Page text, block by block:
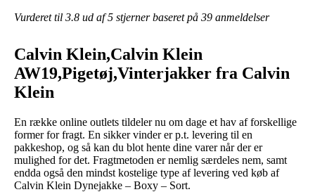
Vurderet til 3.8 ud af 5 stjerner baseret på 39 anmeldelser
Calvin Klein,Calvin Klein
AW19,Pigetøj,Vinterjakker fra Calvin
Klein
En række online outlets tildeler nu om dage et hav af forskellige
former for fragt. En sikker vinder er p.t. levering til en
pakkeshop, og så kan du blot hente dine varer når der er
mulighed for det. Fragtmetoden er nemlig særdeles nem, samt
endda også den mindst kostelige type af levering ved køb af
Calvin Klein Dynejakke – Boxy – Sort.